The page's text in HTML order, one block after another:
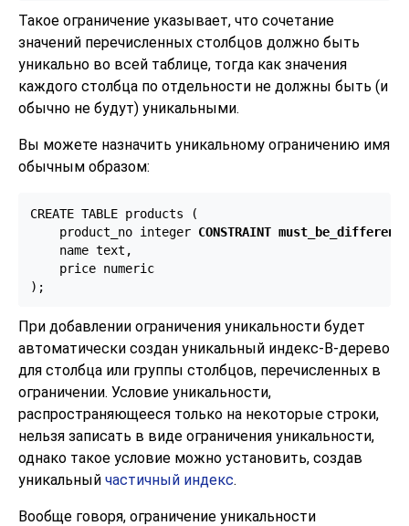
Такое ограничение указывает, что сочетание
значений перечисленных столбцов должно быть
уникально во всей таблице, тогда как значения
каждого столбца по отдельности не должны быть (и
обычно не будут) уникальными.
Вы можете назначить уникальному ограничению имя
обычным образом:
CREATE TABLE products (
    product_no integer
CONSTRAINT must_be_different
    name text,
    price numeric
);
При добавлении ограничения уникальности будет
автоматически создан уникальный индекс-B-дерево
для столбца или группы столбцов, перечисленных в
ограничении. Условие уникальности,
распространяющееся только на некоторые строки,
нельзя записать в виде ограничения уникальности,
однако такое условие можно установить, создав
уникальный частичный индекс.
Вообще говоря, ограничение уникальности